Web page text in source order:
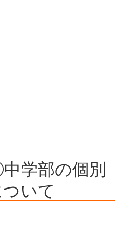
学部の個別
いて